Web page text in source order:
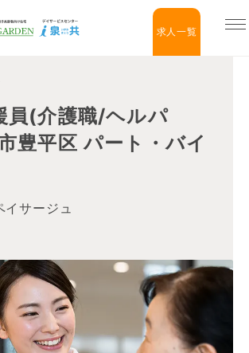
GARDEN
求人一覧
員(介護職/ヘルパ
豊平区 パート・バイ
イサージュ